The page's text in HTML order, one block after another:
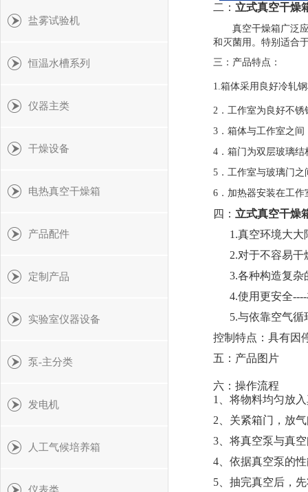
二： 立式真空干燥
真空干燥箱广泛
和灭菌用。特别适合
三：产品特点：
1.箱体采用良好冷轧
2．工作室为良好不
3．箱体与工作室之
4．箱门为双层玻璃
5．工作室与玻璃门
6．加热器安装在工
四： 立式真空干燥
1.真空环境大大
2.对于不容易干
3.各种构造复杂
4.使用更安全----
5.与依靠空气循
控制特点：具有因
五：产品图片
六：操作流程
1、将物料均匀放
2、关紧箱门，放
3、将真空泵与真
4、依据真空泵的
5、抽完真空后，
盐雾试验机
恒温水槽系列
仪器主类
干燥设备
电热真空干燥箱
产品配件
定制产品
实验室仪器设备
泵-主分类
发电机
人工气候培养箱